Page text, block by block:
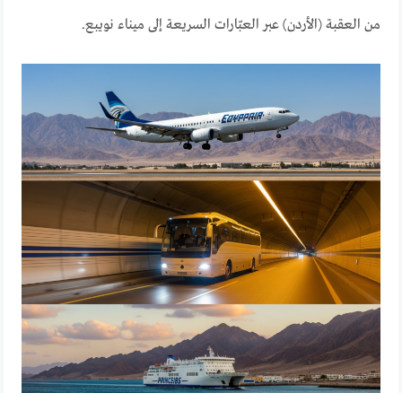
من العقبة (الأردن) عبر العبّارات السريعة إلى ميناء نويبع.